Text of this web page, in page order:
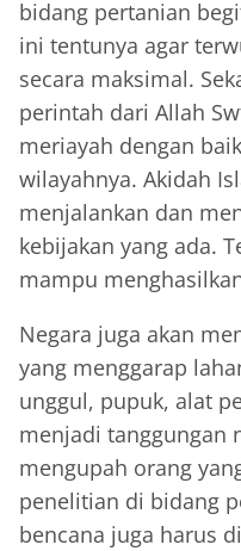
bidang pertanian
ini tentunya agar
secara maksimal.
perintah dari Allah
meriayah dengan
wilayahnya. Akidah
menjalankan dan
kebijakan yang ada.
mampu
Negara juga akan
yang menggarap
unggul, pupuk, alat
menjadi tanggungan
mengupah orang
penelitian di bidang
bencana juga harus